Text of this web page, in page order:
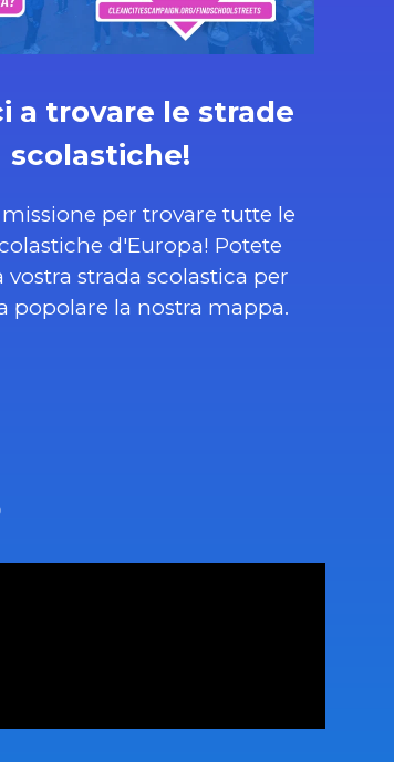
a trovare le strade
scolastiche!
per trovare tutte le
d'Europa! Potete
vostra strada scolastica per
popolare la nostra mappa.